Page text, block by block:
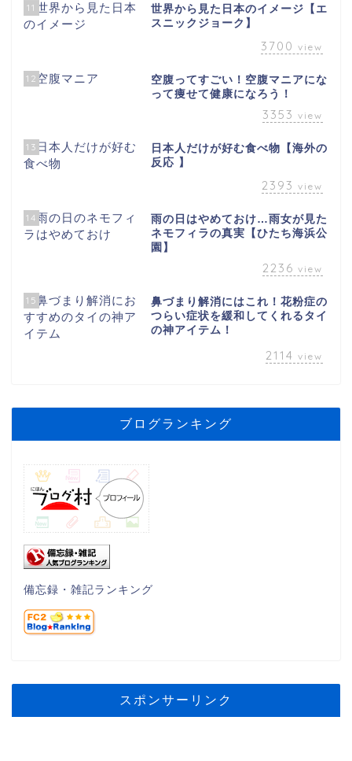
11
世界から見た日本のイメージ【エ
スニックジョーク】
3700 view
12
空腹ってすごい！空腹マニアにな
って痩せて健康になろう！
3353 view
13
日本人だけが好む食べ物【海外の
反応 】
2393 view
14
雨の日はやめておけ…雨女が見た
ネモフィラの真実【ひたち海浜公
園】
2236 view
15
鼻づまり解消にはこれ！花粉症の
つらい症状を緩和してくれるタイ
の神アイテム！
2114 view
ブログランキング
備忘録・雑記ランキング
スポンサーリンク